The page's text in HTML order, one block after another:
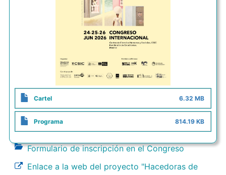
Cartel 6.32 MB
Programa 814.19 KB
Formulario de inscripción en el Congreso
Enlace a la web del proyecto "Hacedoras de